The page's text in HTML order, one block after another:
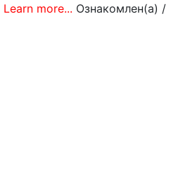
Learn more... Ознакомлен(а) /